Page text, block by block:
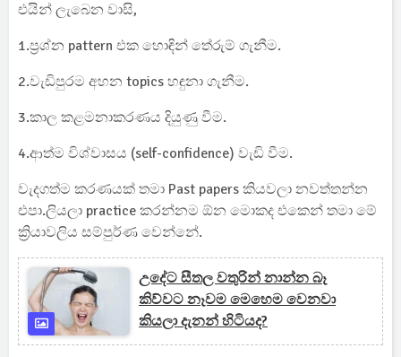
එයින් ලැබෙන වාසි,
1.ප්‍රශ්න pattern එක හොඳින් තේරුම් ගැනීම.
2.වැඩිපුරම අහන topics හඳුනා ගැනීම.
3.කාල කළමනාකරණය දියුණු වීම.
4.ආත්ම විශ්වාසය (self-confidence) වැඩි වීම.
වැදගත්ම කරණයක් තමා Past papers කියවලා නවත්තන්න
එපා.ලියලා practice කරන්නම ඕන මොකද එකෙන් තමා මේ
ක්‍රියාවලිය සම්පුර්ණ වෙන්නේ.
උදේට සීතල වතුරින් නාන්න බෑ
කිව්වට නෑවම මෙහෙම වෙනවා
කියලා දැනන් හිටියද?